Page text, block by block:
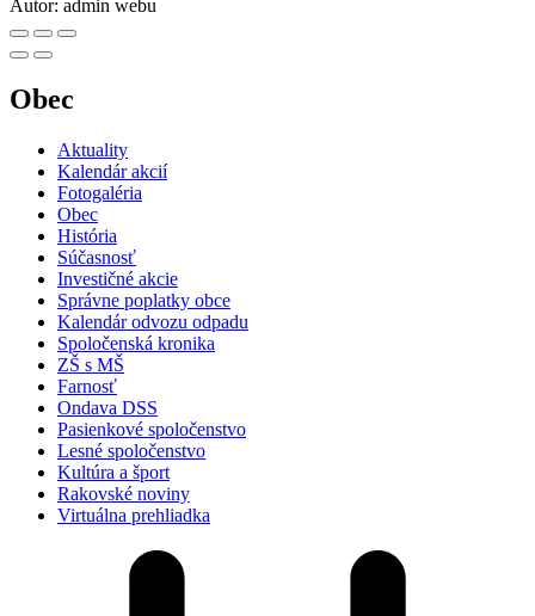
Autor: admin webu
Obec
Aktuality
Kalendár akcií
Fotogaléria
Obec
História
Súčasnosť
Investičné akcie
Správne poplatky obce
Kalendár odvozu odpadu
Spoločenská kronika
ZŠ s MŠ
Farnosť
Ondava DSS
Pasienkové spoločenstvo
Lesné spoločenstvo
Kultúra a šport
Rakovské noviny
Virtuálna prehliadka